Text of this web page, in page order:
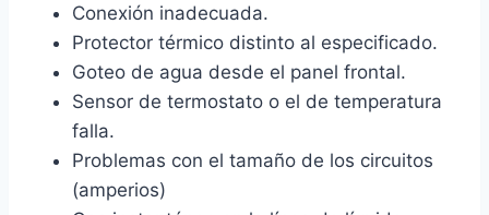
Conexión inadecuada.
Protector térmico distinto al especificado.
Goteo de agua desde el panel frontal.
Sensor de termostato o el de temperatura
falla.
Problemas con el tamaño de los circuitos
(amperios)